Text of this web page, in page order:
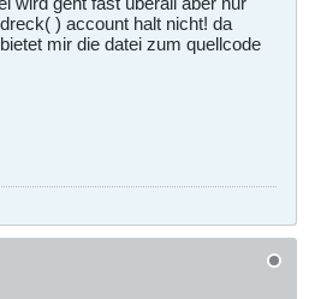
) account halt nicht! da
mir die datei zum quellcode